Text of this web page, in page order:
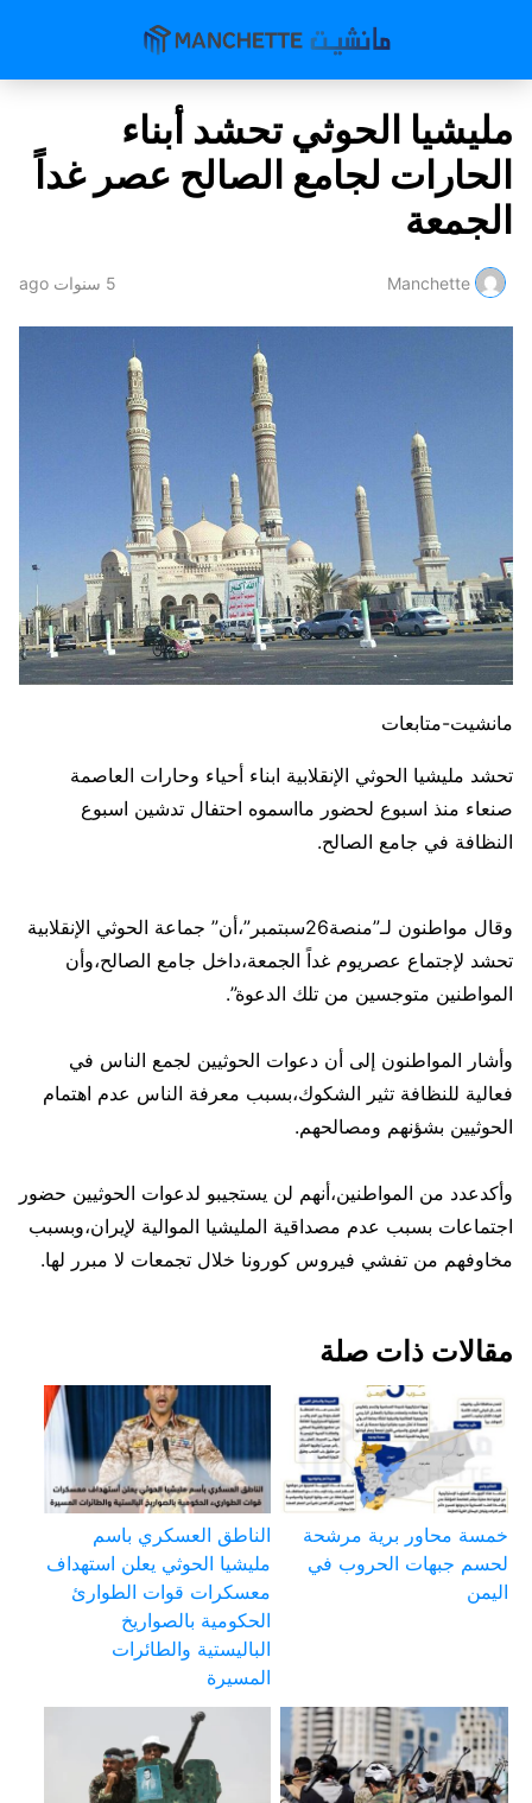
مليشيا الحوثي تحشد أبناء
الحارات لجامع الصالح عصر غداً
الجمعة
Manchette 5 سنوات ago
مانشيت-متابعات
تحشد مليشيا الحوثي الإنقلابية ابناء أحياء وحارات العاصمة
صنعاء منذ اسبوع لحضور مااسموه احتفال تدشين اسبوع
النظافة في جامع الصالح.
وقال مواطنون لـ”منصة26سبتمبر”،أن” جماعة الحوثي الإنقلابية
تحشد لإجتماع عصريوم غداً الجمعة،داخل جامع الصالح،وأن
المواطنين متوجسين من تلك الدعوة”.
وأشار المواطنون إلى أن دعوات الحوثيين لجمع الناس في
فعالية للنظافة تثير الشكوك،بسبب معرفة الناس عدم اهتمام
الحوثيين بشؤنهم ومصالحهم.
وأكدعدد من المواطنين،أنهم لن يستجيبو لدعوات الحوثيين حضور
اجتماعات بسبب عدم مصداقية المليشيا الموالية لإيران،وبسبب
مخاوفهم من تفشي فيروس كورونا خلال تجمعات لا مبرر لها.
مقالات ذات صلة
خمسة محاور برية مرشحة
لحسم جبهات الحروب في
اليمن
الناطق العسكري باسم
مليشيا الحوثي يعلن استهداف
معسكرات قوات الطوارئ
الحكومية بالصواريخ
الباليستية والطائرات
المسيرة